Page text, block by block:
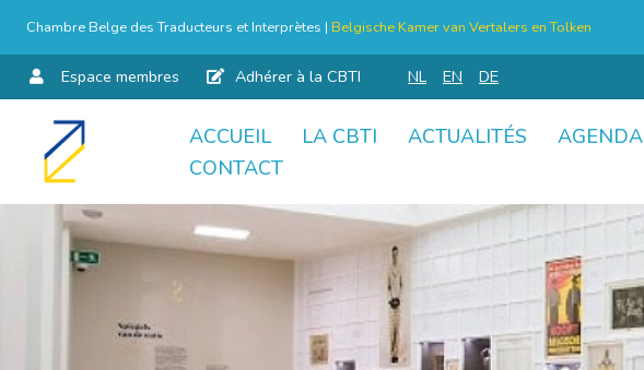
Chambre Belge des Traducteurs et Interprètes | Belgische Kamer van Vertalers en Tolken
Espace membres Adhérer à la CBTI NL EN DE
Aller
contenu
ACCUEIL LA CBTI ACTUALITÉS AGENDA
CONTACT